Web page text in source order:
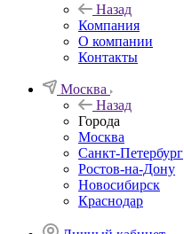
Назад
Компания
О компании
Контакты
Москва
Назад
Города
Москва
Санкт-Петербург
Ростов-на-Дону
Новосибирск
Краснодар